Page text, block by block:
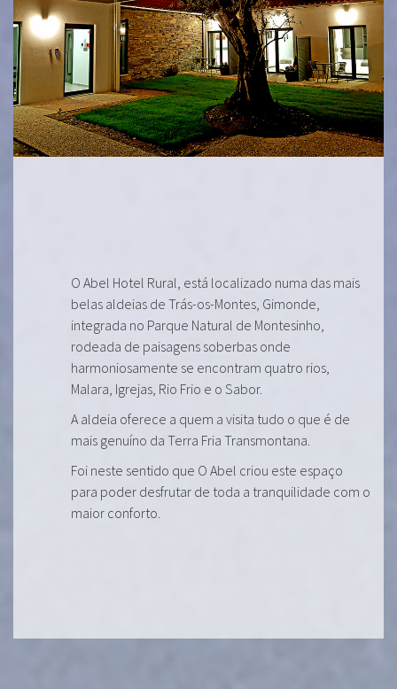
O Abel Hotel Rural, está localizado numa das mais
belas aldeias de Trás-os-Montes, Gimonde,
integrada no Parque Natural de Montesinho,
rodeada de paisagens soberbas onde
harmoniosamente se encontram quatro rios,
Malara, Igrejas, Rio Frio e o Sabor.
A aldeia oferece a quem a visita tudo o que é de
mais genuíno da Terra Fria Transmontana.
Foi neste sentido que O Abel criou este espaço
para poder desfrutar de toda a tranquilidade com o
maior conforto.